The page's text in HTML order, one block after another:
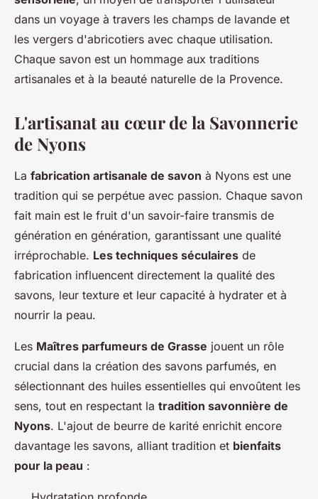
dans un voyage à travers les champs de lavande et
les vergers d'abricotiers avec chaque utilisation.
Chaque savon est un hommage aux traditions
artisanales et à la beauté naturelle de la Provence.
L'artisanat au cœur de la Savonnerie
de Nyons
La fabrication artisanale de savon à Nyons est une
tradition qui se perpétue avec passion. Chaque savon
fait main est le fruit d'un savoir-faire transmis de
génération en génération, garantissant une qualité
irréprochable. Les techniques séculaires de
fabrication influencent directement la qualité des
savons, leur texture et leur capacité à hydrater et à
nourrir la peau.
Les Maîtres parfumeurs de Grasse jouent un rôle
crucial dans la création des savons parfumés, en
sélectionnant des huiles essentielles qui envoûtent les
sens, tout en respectant la tradition savonnière de
Nyons. L'ajout de beurre de karité enrichit encore
davantage les savons, alliant tradition et bienfaits
pour la peau :